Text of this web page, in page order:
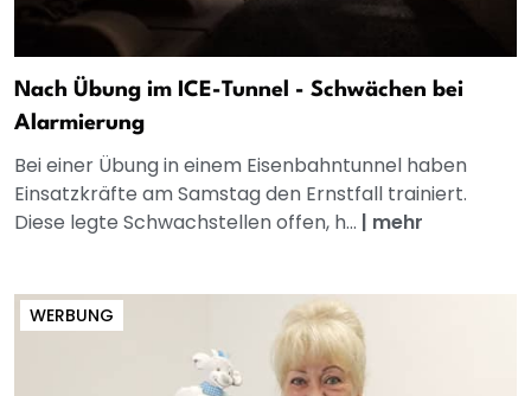
Nach Übung im ICE-Tunnel - Schwächen bei
Alarmierung
Bei einer Übung in einem Eisenbahntunnel haben
Einsatzkräfte am Samstag den Ernstfall trainiert.
Diese legte Schwachstellen offen, h... | mehr
WERBUNG